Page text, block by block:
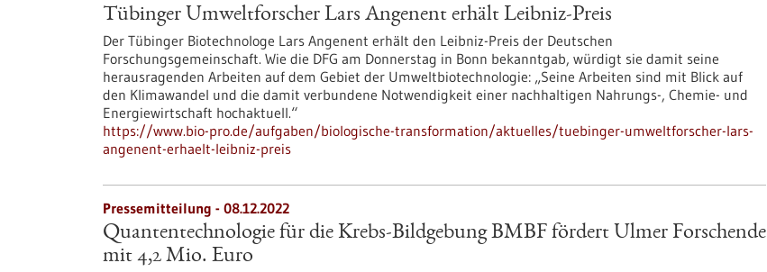
Tübinger Umweltforscher Lars Angenent erhält Leibniz-Preis
Der Tübinger Biotechnologe Lars Angenent erhält den Leibniz-Preis der Deutschen
Forschungsgemeinschaft. Wie die DFG am Donnerstag in Bonn bekanntgab, würdigt sie damit seine
herausragenden Arbeiten auf dem Gebiet der Umweltbiotechnologie: „Seine Arbeiten sind mit Blick auf
den Klimawandel und die damit verbundene Notwendigkeit einer nachhaltigen Nahrungs-, Chemie- und
Energiewirtschaft hochaktuell.“
https://www.bio-pro.de/aufgaben/biologische-transformation/aktuelles/tuebinger-umweltforscher-lars-
angenent-erhaelt-leibniz-preis
Pressemitteilung - 08.12.2022
Quantentechnologie für die Krebs-Bildgebung BMBF fördert Ulmer Forschende
mit 4,2 Mio. Euro